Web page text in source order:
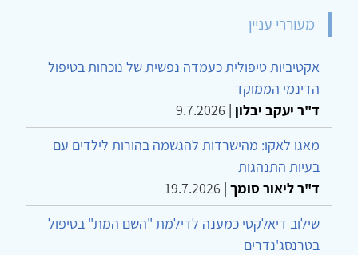
מעוררי עניין
אקטיביות טיפולית כעמדה נפשית של נוכחות בטיפול
הדינמי הממוקד
ד"ר יעקב יבלון |
9.7.2026
מאגו לאקו: מהישרדות להגשמה בהורות לילדים עם
בעיות התנהגות
ד"ר ליאור סומך |
19.7.2026
שילוב דיאלקטי כמענה לדילמת "השם המת" בטיפול
בטרנסג'נדרים